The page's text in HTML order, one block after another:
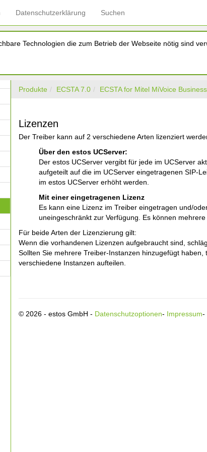
Technologien die zum Betrieb der Webseite nötig sind
Datenschutzerklärung Suchen
Produkte ECSTA 7.0 ECSTA for Mitel MiVoice Business
Lizenzen
Der Treiber kann auf 2 verschiedene Arten lizenziert
Über den estos UCServer:
Der estos UCServer vergibt für jede im UCServer
aufgeteilt auf die im UCServer eingetragenen SIP-
im estos UCServer erhöht werden.
Mit einer eingetragenen Lizenz
Es kann eine Lizenz im Treiber eingetragen und/
uneingeschränkt zur Verfügung. Es können
Für beide Arten der Lizenzierung gilt:
Wenn die vorhandenen Lizenzen aufgebraucht sind,
Sollten Sie mehrere Treiber-Instanzen hinzugefügt
verschiedene Instanzen aufteilen.
© 2026 - estos GmbH - Datenschutzoptionen- Impressum-